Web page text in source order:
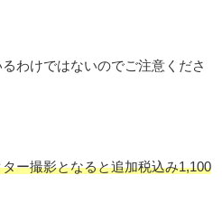
わけではないのでご注意くださ
ー撮影となると追加税込み1,100